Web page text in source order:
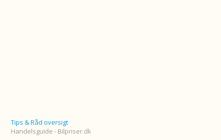
Tips & Råd oversigt
Handelsguide - Bilpriser.dk